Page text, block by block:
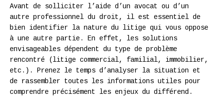
Avant de solliciter l’aide d’un avocat ou d’un
autre professionnel du droit, il est essentiel de
bien identifier la nature du litige qui vous oppose
à une autre partie. En effet, les solutions
envisageables dépendent du type de problème
rencontré (litige commercial, familial, immobilier,
etc.). Prenez le temps d’analyser la situation et
de rassembler toutes les informations utiles pour
comprendre précisément les enjeux du différend.